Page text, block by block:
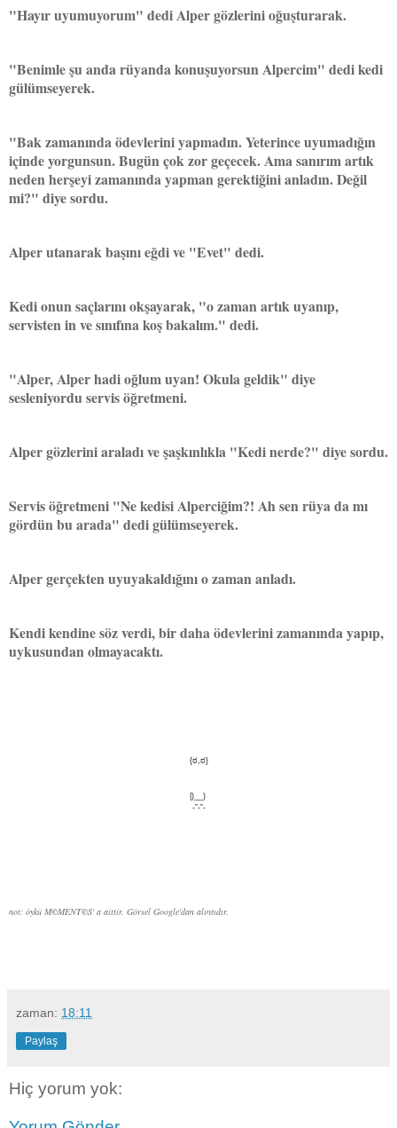
"Hayır uyumuyorum" dedi Alper gözlerini oğuşturarak.
"Benimle şu anda rüyanda konuşuyorsun Alpercim" dedi kedi
gülümseyerek.
"Bak zamanında ödevlerini yapmadın. Yeterince uyumadığın
içinde yorgunsun. Bugün çok zor geçecek. Ama sanırım artık
neden herşeyi zamanında yapman gerektiğini anladın. Değil
mi?" diye sordu.
Alper utanarak başını eğdi ve "Evet" dedi.
Kedi onun saçlarını okşayarak, "o zaman artık uyanıp,
servisten in ve sınıfına koş bakalım." dedi.
"Alper, Alper hadi oğlum uyan! Okula geldik" diye
sesleniyordu servis öğretmeni.
Alper gözlerini araladı ve şaşkınlıkla "Kedi nerde?" diye sordu.
Servis öğretmeni "Ne kedisi Alperciğim?! Ah sen rüya da mı
gördün bu arada" dedi gülümseyerek.
Alper gerçekten uyuyakaldığını o zaman anladı.
Kendi kendine söz verdi, bir daha ödevlerini zamanında yapıp,
uykusundan olmayacaktı.
{ಠ,ಠ}
|)__)
-”-”-
not: öykü M©MENT©S' a aittir. Görsel Google'dan alıntıdır.
zaman: 18:11
Paylaş
Hiç yorum yok: